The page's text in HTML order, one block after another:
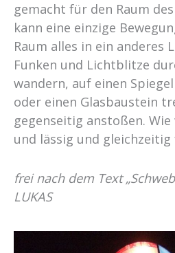
gemacht für den Raum
kann eine einzige
Raum alles in ein anderes
Funken und Lichtblitze
wandern, auf einen
oder einen Glasbaustein
gegenseitig anstoßen.
und lässig und gleichzeitig
frei nach dem Text
LUKAS